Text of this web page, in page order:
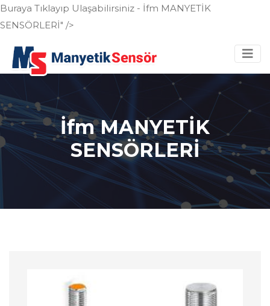
Buraya Tıklayıp Ulaşabilirsiniz - İfm MANYETİK
SENSÖRLERİ" />
İfm MANYETİK
SENSÖRLERİ